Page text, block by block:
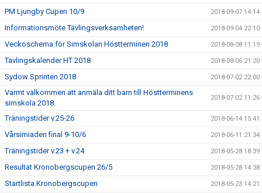
PM Ljungby Cupen 10/9 2018-09-07 14:14
Informationsmöte Tävlingsverksamheten! 2018-09-04 22:10
Veckoschema för Simskolan Höstterminen 2018 2018-08-08 11:19
Tävlingskalender HT 2018 2018-08-06 21:20
Sydow Sprinten 2018 2018-07-02 22:00
Varmt välkommen att anmäla ditt barn till Höstterminens
simskola 2018.
2018-07-02 11:26
Träningstider v.25-26 2018-06-14 15:41
Vårsimiaden final 9-10/6 2018-06-11 21:34
Träningstider v.23 + v.24 2018-05-28 18:39
Resultat Kronobergscupen 26/5 2018-05-28 14:38
Startlista Kronobergscupen 2018-05-23 14:21